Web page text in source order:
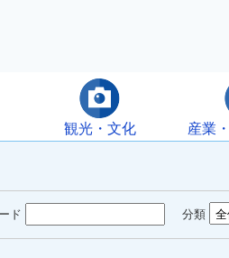
観光・文化 産業
ド 分類